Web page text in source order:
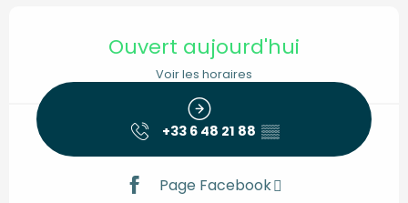
Ouvert aujourd'hui
Voir les horaires
+33 6 48 21 88 ▒▒
Page Facebook